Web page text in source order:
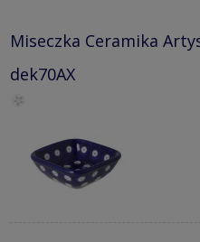
Miseczka Ceramika
dek70AX